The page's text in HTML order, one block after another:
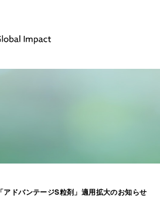
「アドバンテージS粒剤」適用拡大のお知らせ